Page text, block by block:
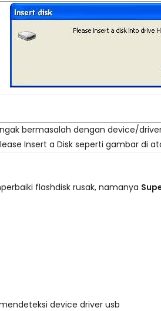
bermasalah dengan device/
Insert a Disk seperti gambar di
flashdisk rusak, namanya
device driver usb